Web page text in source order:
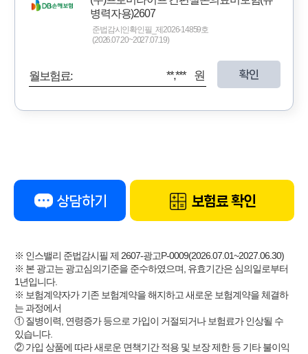
병력자용)2607
준법감시인확인필_제2026-14859호
(2026.07.20~2027.07.19)
월보험료: **,*** 원 확인
상담하기 보험료 확인
※ 인스밸리 준법감시필 제 2607-광고P-0009(2026.07.01~2027.06.30)
※ 본 광고는 광고심의기준을 준수하였으며, 유효기간은 심의일로부터
1년입니다.
※ 보험계약자가 기존 보험계약을 해지하고 새로운 보험계약을 체결하
는 과정에서
① 질병이력, 연령증가 등으로 가입이 거절되거나 보험료가 인상될 수
있습니다.
② 가입 상품에 따라 새로운 면책기간 적용 및 보장 제한 등 기타 불이익